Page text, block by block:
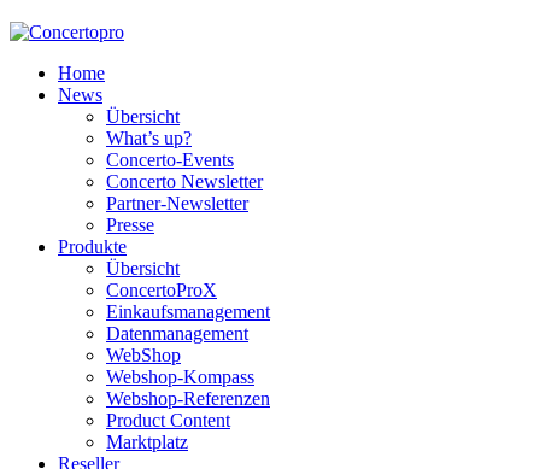
Home
News
Übersicht
What’s up?
Concerto-Events
Concerto Newsletter
Partner-Newsletter
Presse
Produkte
Übersicht
ConcertoProX
Einkaufsmanagement
Datenmanagement
WebShop
Webshop-Kompass
Webshop-Referenzen
Product Content
Marktplatz
Reseller